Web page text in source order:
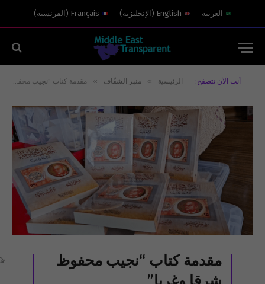
العربية English
( الإنجليزية)
Français
( الفرنسية)
أنت الآن تتصفح: الرئيسية » منبر الشفّاف » مقدمة كتاب “نجيب محفوظ شرقا وغربا”
مقدمة كتاب “نجيب محفوظ